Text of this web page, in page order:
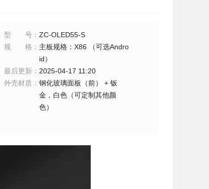
型号 ：ZC-OLED55-S
规格 ： 主板规格：X86 （可选Andro
id）
最后更新 ： 2025-04-17 11:20
外壳材质 ：钢化玻璃面板（前） + 钣
金，白色（可定制其他颜
色）